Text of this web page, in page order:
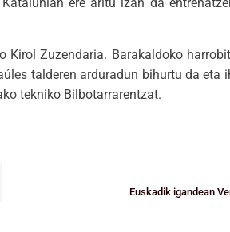
Kirol Zuzendaria. Barakaldoko
talderen arduradun bihurtu da eta
tekniko Bilbotarrarentzat.
Euskadik igandean